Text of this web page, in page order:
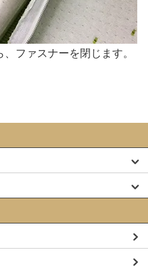
ファスナーを閉じます。